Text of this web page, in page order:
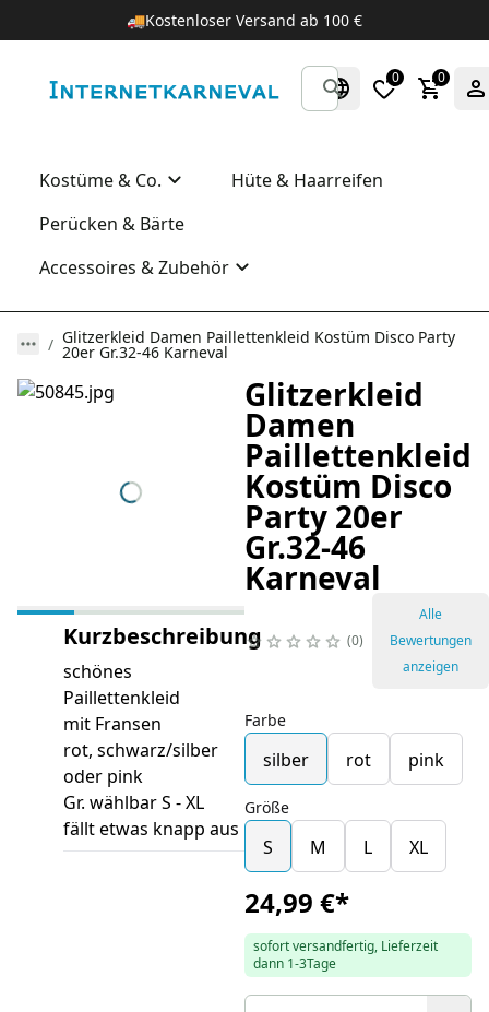
🚚Kostenloser Versand ab 100 €
0 0
Kostüme & Co.
Hüte & Haarreifen
Perücken & Bärte
Accessoires & Zubehör
Glitzerkleid Damen Paillettenkleid Kostüm Disco Party
20er Gr.32-46 Karneval
Kurzbeschreibung
schönes
Paillettenkleid
mit Fransen
rot, schwarz/silber
oder pink
Gr. wählbar S - XL
fällt etwas knapp aus
Glitzerkleid
Damen
Paillettenkleid
Kostüm Disco
Party 20er
Gr.32-46
Karneval
0
Alle
Bewertungen
anzeigen
Farbe
silber rot pink
Größe
S M L XL
24,99 €*
sofort versandfertig, Lieferzeit
dann 1-3Tage